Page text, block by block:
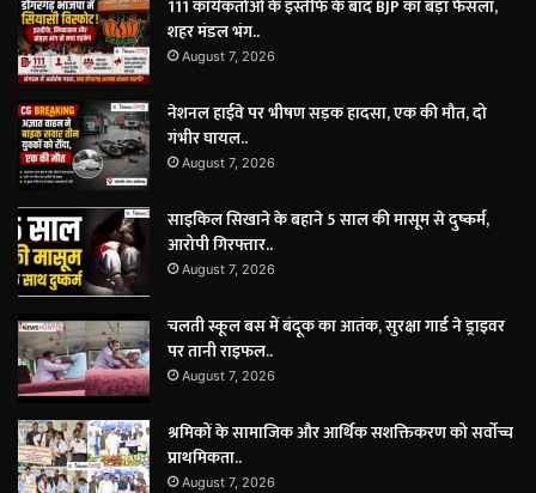
111 कार्यकर्ताओं के इस्तीफे के बाद BJP का बड़ा फैसला,
शहर मंडल भंग..
August 7, 2026
नेशनल हाईवे पर भीषण सड़क हादसा, एक की मौत, दो
गंभीर घायल..
August 7, 2026
साइकिल सिखाने के बहाने 5 साल की मासूम से दुष्कर्म,
आरोपी गिरफ्तार..
August 7, 2026
चलती स्कूल बस में बंदूक का आतंक, सुरक्षा गार्ड ने ड्राइवर
पर तानी राइफल..
August 7, 2026
श्रमिकों के सामाजिक और आर्थिक सशक्तिकरण को सर्वाेच्च
प्राथमिकता..
August 7, 2026